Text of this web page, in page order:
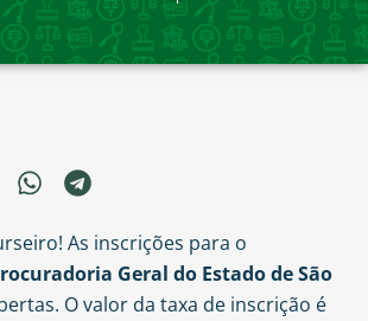
As inscrições para o
Geral do Estado de São
O valor da taxa de inscrição é